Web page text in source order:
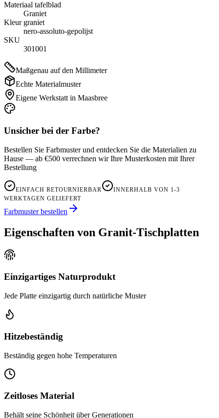
Materiaal tafelblad
Graniet
Kleur graniet
nero-assoluto-gepolijst
SKU
301001
Maßgenau auf den Millimeter
Echte Materialmuster
Eigene Werkstatt in Maasbree
Unsicher bei der Farbe?
Bestellen Sie Farbmuster und entdecken Sie die Materialien zu
Hause — ab €500 verrechnen wir Ihre Musterkosten mit Ihrer
Bestellung
EINFACH RETOURNIERBAR
INNERHALB VON 1-3
WERKTAGEN GELIEFERT
Farbmuster bestellen
Eigenschaften von Granit-Tischplatten
Einzigartiges Naturprodukt
Jede Platte einzigartig durch natürliche Muster
Hitzebeständig
Beständig gegen hohe Temperaturen
Zeitloses Material
Behält seine Schönheit über Generationen